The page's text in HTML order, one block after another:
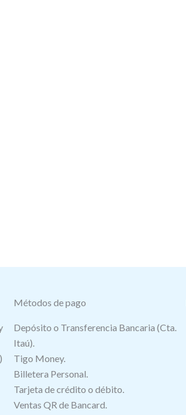
Métodos de pago
)
Depósito o Transferencia Bancaria (Cta.
Itaú).
Tigo Money.
Billetera Personal.
Tarjeta de crédito o débito.
Ventas QR de Bancard.